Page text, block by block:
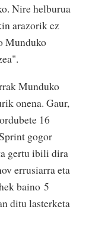
Nire helburua
arazorik ez
Munduko
".
Munduko
onena. Gaur,
16
gogor
gertu ibili dira
errusiarra eta
baino 5
ditu lasterketa